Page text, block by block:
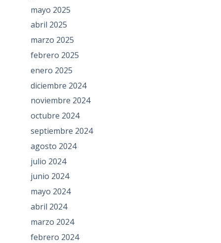
mayo 2025
abril 2025
marzo 2025
febrero 2025
enero 2025
diciembre 2024
noviembre 2024
octubre 2024
septiembre 2024
agosto 2024
julio 2024
junio 2024
mayo 2024
abril 2024
marzo 2024
febrero 2024